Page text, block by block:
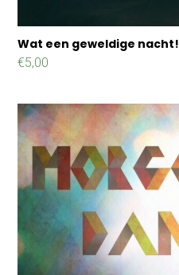
Wat een geweldige nacht!
€5,00